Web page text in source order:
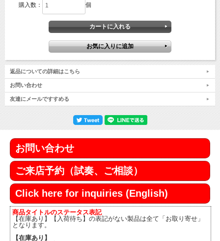
購入数： 個
返品についての詳細はこちら
お問い合わせ
友達にメールですすめる
お問い合わせ
ご来店予約（試奏、ご相談）
Click here for inquiries (English)
商品タイトルのステータス表記
【在庫あり】【入荷待ち】の表記がない製品は全て「お取り寄せ」
となります。
【在庫あり】